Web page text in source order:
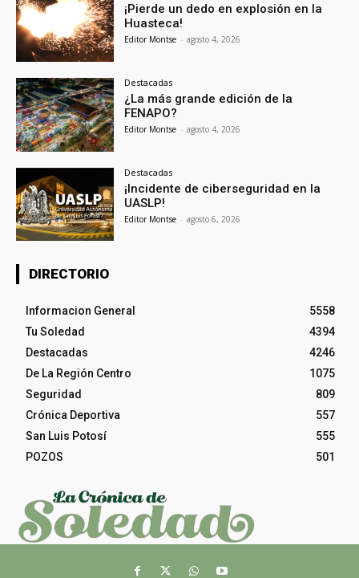
¡Pierde un dedo en explosión en la
Huasteca!
Editor Montse - agosto 4, 2026
Destacadas
¿La más grande edición de la
FENAPO?
Editor Montse - agosto 4, 2026
Destacadas
¡Incidente de ciberseguridad en la
UASLP!
Editor Montse - agosto 6, 2026
DIRECTORIO
Informacion General
5558
Tu Soledad
4394
Destacadas
4246
De La Región Centro
1075
Seguridad
809
Crónica Deportiva
557
San Luis Potosí
555
POZOS
501